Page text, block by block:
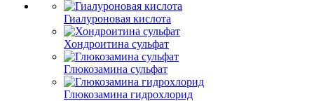
Гиалуроновая кислота
Хондроитина сульфат
Глюкозамина сульфат
Глюкозамина гидрохлорид